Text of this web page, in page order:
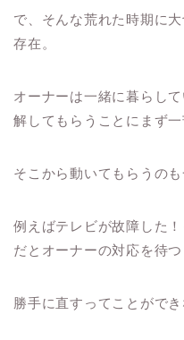
で、そんな荒れた時期に
存在。
オーナーは一緒に暮らし
解してもらうことにまず一
そこから動いてもらうのも
例えばテレビが故障した
だとオーナーの対応を待つ
勝手に直すってことができ